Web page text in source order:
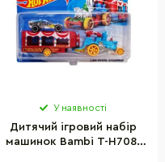
У наявності
Дитячий ігровий набір
машинок Bambi T-H708-